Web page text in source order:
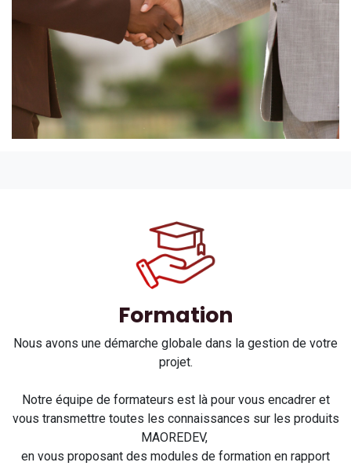
Formation​
Nous avons une démarche globale dans la gestion de votre
projet.
Notre équipe de formateurs est là pour vous encadrer et
vous transmettre toutes les connaissances sur les produits
MAOREDEV,
en vous proposant des modules de formation en rapport